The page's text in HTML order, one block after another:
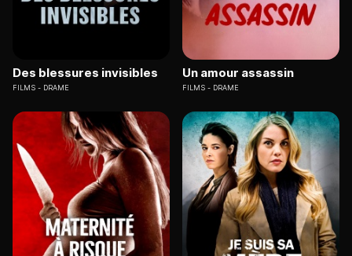
Des blessures invisibles
FILMS DRAME
Un amour assassin
FILMS DRAME